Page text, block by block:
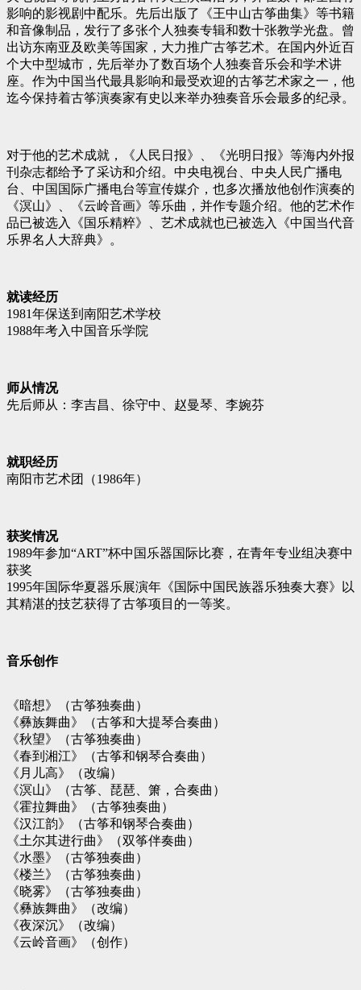
影响的影视剧中配乐。先后出版了《王中山古筝曲集》等书籍
和音像制品，发行了多张个人独奏专辑和数十张教学光盘。曾
出访东南亚及欧美等国家，大力推广古筝艺术。在国内外近百
个大中型城市，先后举办了数百场个人独奏音乐会和学术讲
座。作为中国当代最具影响和最受欢迎的古筝艺术家之一，他
迄今保持着古筝演奏家有史以来举办独奏音乐会最多的纪录。
对于他的艺术成就，《人民日报》、《光明日报》等海内外报
刊杂志都给予了采访和介绍。中央电视台、中央人民广播电
台、中国国际广播电台等宣传媒介，也多次播放他创作演奏的
《溟山》、《云岭音画》等乐曲，并作专题介绍。他的艺术作
品已被选入《国乐精粹》、艺术成就也已被选入《中国当代音
乐界名人大辞典》。
就读经历
1981年保送到南阳艺术学校
1988年考入中国音乐学院
师从情况
先后师从：李吉昌、徐守中、赵曼琴、李婉芬
就职经历
南阳市艺术团（1986年）
获奖情况
1989年参加“ART”杯中国乐器国际比赛，在青年专业组决赛中
获奖
1995年国际华夏器乐展演年《国际中国民族器乐独奏大赛》以
其精湛的技艺获得了古筝项目的一等奖。
音乐创作
《暗想》（古筝独奏曲）
《彝族舞曲》（古筝和大提琴合奏曲）
《秋望》（古筝独奏曲）
《春到湘江》（古筝和钢琴合奏曲）
《月儿高》（改编）
《溟山》（古筝、琵琶、箫，合奏曲）
《霍拉舞曲》（古筝独奏曲）
《汉江韵》（古筝和钢琴合奏曲）
《土尔其进行曲》（双筝伴奏曲）
《水墨》（古筝独奏曲）
《楼兰》（古筝独奏曲）
《晓雾》（古筝独奏曲）
《彝族舞曲》（改编）
《夜深沉》（改编）
《云岭音画》（创作）